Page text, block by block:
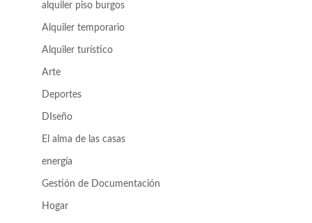
alquiler piso burgos
Alquiler temporario
Alquiler turístico
Arte
Deportes
DIseño
El alma de las casas
energía
Gestión de Documentación
Hogar